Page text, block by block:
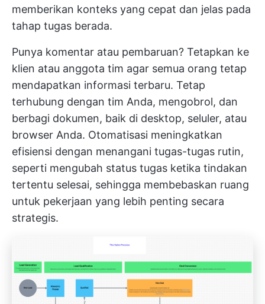
memberikan konteks yang cepat dan jelas pada
tahap tugas berada.
Punya komentar atau pembaruan? Tetapkan ke
klien atau anggota tim agar semua orang tetap
mendapatkan informasi terbaru. Tetap
terhubung dengan tim Anda, mengobrol, dan
berbagi dokumen, baik di desktop, seluler, atau
browser Anda. Otomatisasi meningkatkan
efisiensi dengan menangani tugas-tugas rutin,
seperti mengubah status tugas ketika tindakan
tertentu selesai, sehingga membebaskan ruang
untuk pekerjaan yang lebih penting secara
strategis.